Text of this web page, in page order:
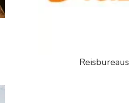
Reisbureaus